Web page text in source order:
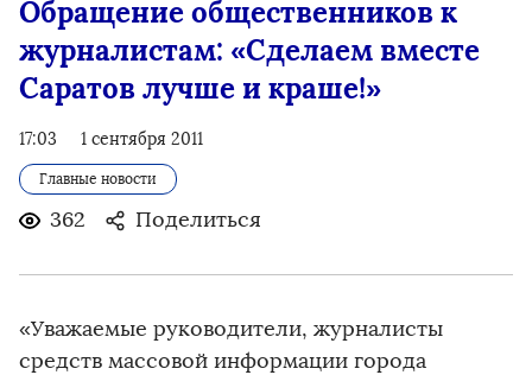
Обращение общественников к
журналистам: «Сделаем вместе
Саратов лучше и краше!»
17:03 1 сентября 2011
Главные новости
362 Поделиться
«Уважаемые руководители, журналисты
средств массовой информации города